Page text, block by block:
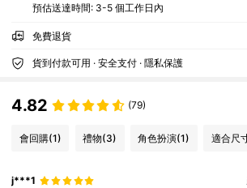
預估送達時間: 3-5 個工作日內
免費退貨
貨到付款可用 · 安全支付 · 隱私保護
4.82 (79)
會回購(1) 禮物(3) 角色扮演(1) 適合尺
j***1